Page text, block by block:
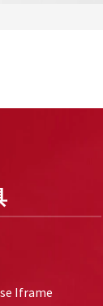
Iframe